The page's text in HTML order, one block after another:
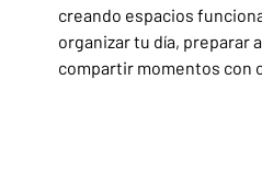
creando espacios
organizar tu día, preparar
compartir momentos con